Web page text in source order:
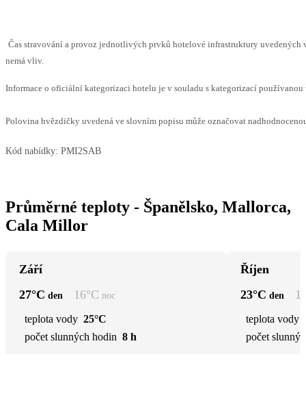
Čas stravování a provoz jednotlivých prvků hotelové infrastruktury uvedených
nemá vliv.
Informace o oficiální kategorizaci hotelu je v souladu s kategorizací
Polovina hvězdičky uvedená ve slovním popisu může označovat
Kód nabídky: PMI2SAB
Průměrné teploty - Španělsko, Mallorca,
Cala Millor
Září
27°C den 16°C noc
teplota vody 25°C
počet slunných hodin 8 h
Říjen
23°C den
teplota vody
počet